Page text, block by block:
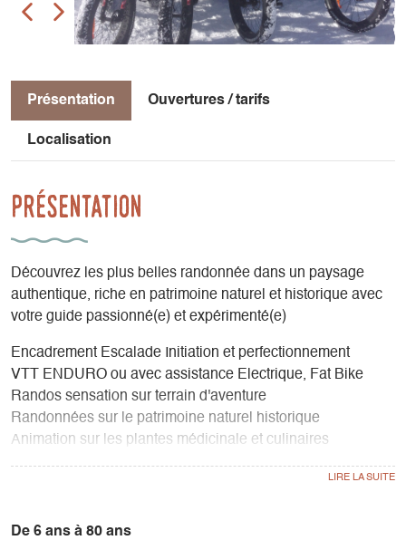
Présentation Ouvertures / tarifs
Localisation
Présentation
Découvrez les plus belles randonnée dans un paysage
authentique, riche en patrimoine naturel et historique avec
votre guide passionné(e) et expérimenté(e)
Encadrement Escalade Initiation et perfectionnement
VTT ENDURO ou avec assistance Electrique, Fat Bike
Randos sensation sur terrain d'aventure
Randonnées sur le patrimoine naturel historique
Animation sur les plantes médicinale et culinaires
classes découvertes écoles primaires, collèges et lycées,
De 6 ans à 80 ans